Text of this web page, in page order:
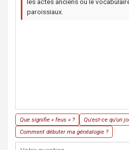
paroissiaux.
Que signifie « feus » ?
Qu'est-ce qu'un
Comment débuter ma généalogie ?